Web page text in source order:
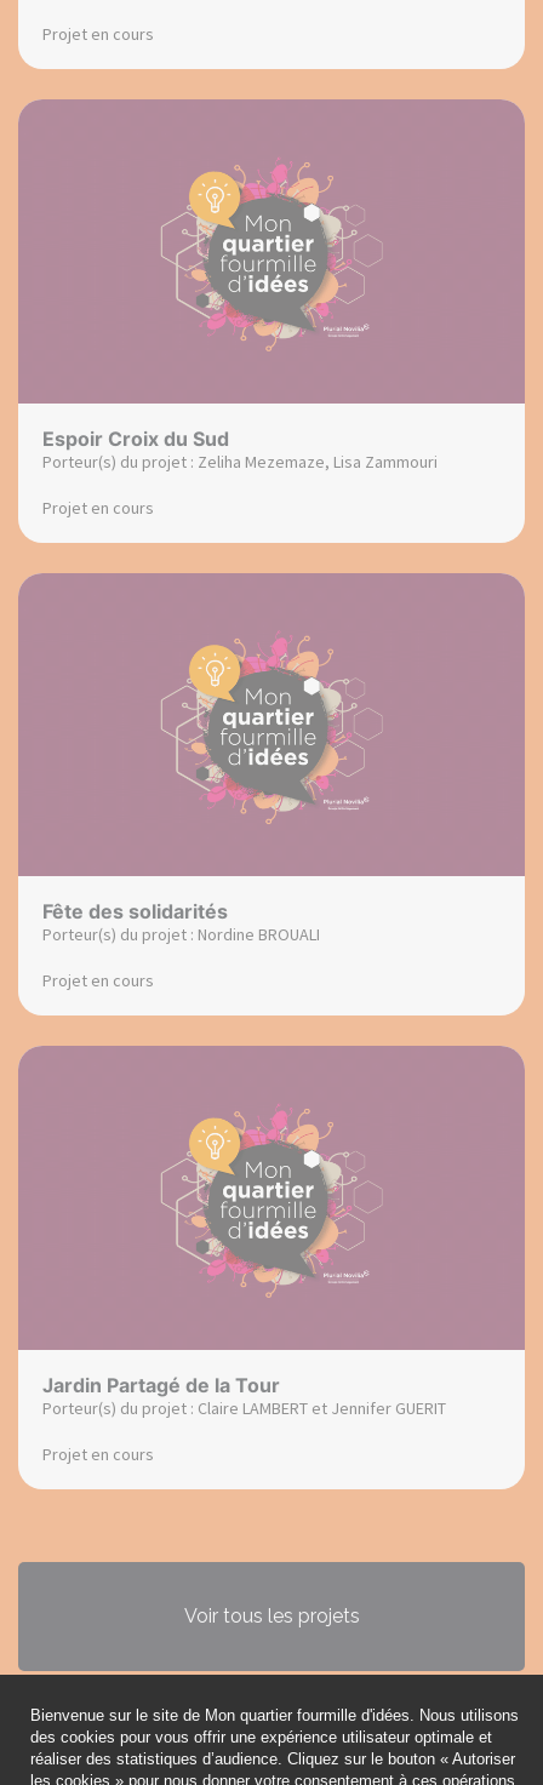
Projet en cours
Espoir Croix du Sud
Porteur(s) du projet : Zeliha Mezemaze, Lisa Zammouri
Projet en cours
Fête des solidarités
Porteur(s) du projet : Nordine BROUALI
Projet en cours
Jardin Partagé de la Tour
Porteur(s) du projet : Claire LAMBERT et Jennifer GUERIT
Projet en cours
Voir tous les projets
Règlement
Bienvenue sur le site de Mon quartier fourmille d'idées. Nous utilisons
des cookies pour vous offrir une expérience utilisateur optimale et
réaliser des statistiques d’audience. Cliquez sur le bouton « Autoriser
les cookies » pour nous donner votre consentement à ces opérations